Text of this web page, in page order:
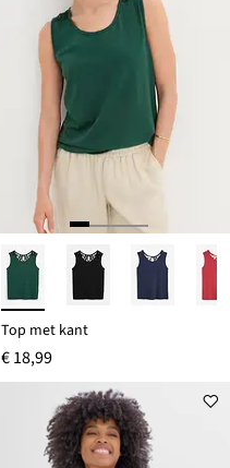
Top met kant
€ 18,99